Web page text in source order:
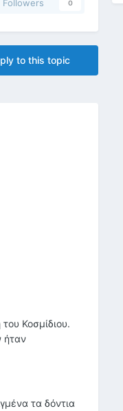
Followers 0
to this topic
Κοσμίδιου.
ήταν
τα δόντια